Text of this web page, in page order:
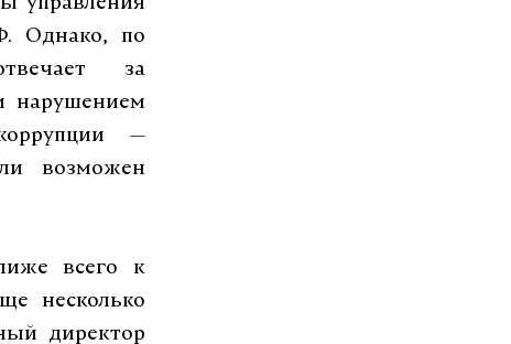
Однако, по
за
нарушением
—
возможен
всего к
несколько
директор